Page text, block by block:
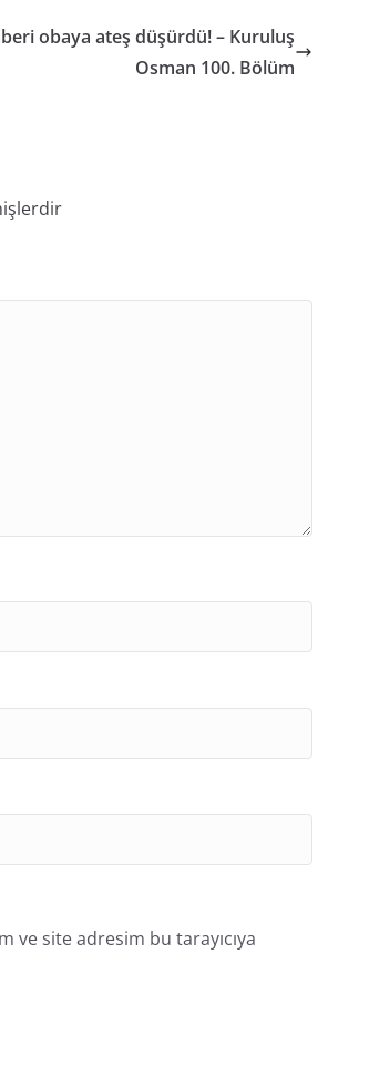
obaya ateş düşürdü! – Kuruluş
Osman 100. Bölüm
ve site adresim bu tarayıcıya